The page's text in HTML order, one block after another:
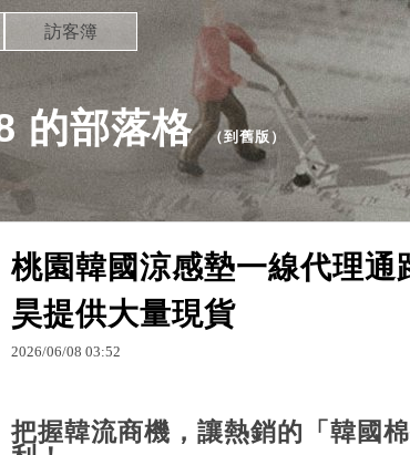
的部落格（到舊版 ）
訪客簿
桃園韓國涼感墊一線代理
昊提供大量現貨
2026/06/08 03:52
把握韓流商機，讓熱銷的「韓國